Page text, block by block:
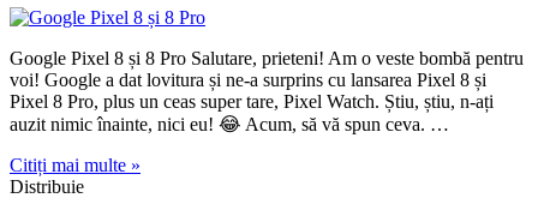
Google Pixel 8 și 8 Pro Salutare, prieteni! Am o veste bombă pentru
voi! Google a dat lovitura și ne-a surprins cu lansarea Pixel 8 și
Pixel 8 Pro, plus un ceas super tare, Pixel Watch. Știu, știu, n-ați
auzit nimic înainte, nici eu! 😂 Acum, să vă spun ceva. …
Citiți mai multe »
Distribuie